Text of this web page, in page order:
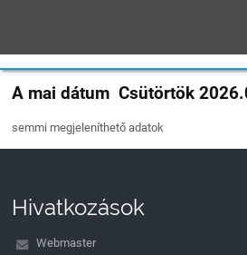
{#1155}
A mai dátum Csütörtök
semmi megjeleníthető adatok
Hivatkozások
Webmaster